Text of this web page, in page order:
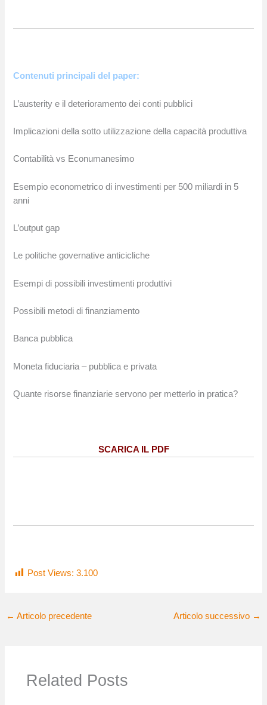
Contenuti principali del paper:
L’austerity e il deterioramento dei conti pubblici
Implicazioni della sotto utilizzazione della capacità produttiva
Contabilità vs Econumanesimo
Esempio econometrico di investimenti per 500 miliardi in 5
anni
L’output gap
Le politiche governative anticicliche
Esempi di possibili investimenti produttivi
Possibili metodi di finanziamento
Banca pubblica
Moneta fiduciaria – pubblica e privata
Quante risorse finanziarie servono per metterlo in pratica?
SCARICA IL PDF
Post Views: 3.100
← Articolo precedente Articolo successivo →
Related Posts